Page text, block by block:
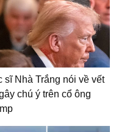
sĩ Nhà Trắng nói về vết
chú ý trên cổ ông